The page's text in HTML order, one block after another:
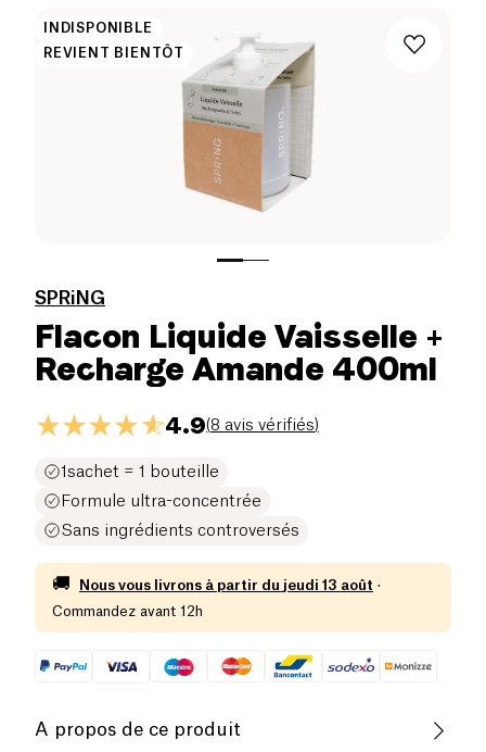
INDISPONIBLE
REVIENT BIENTÔT
SPRiNG
Flacon Liquide Vaisselle +
Recharge Amande 400ml
4.9(8 avis vérifiés)
1sachet = 1 bouteille
Formule ultra-concentrée
Sans ingrédients controversés
🚚 Nous vous livrons à partir du jeudi 13 août ·
Commandez avant 12h
A propos de ce produit